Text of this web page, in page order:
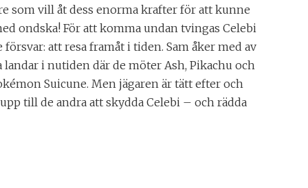
som vill åt dess enorma krafter för att kunne
ondska! För att komma undan tvingas Celebi
att resa framåt i tiden. Sam åker med av
landar i nutiden där de möter Ash, Pikachu och
Suicune. Men jägaren är tätt efter och
till de andra att skydda Celebi – och rädda